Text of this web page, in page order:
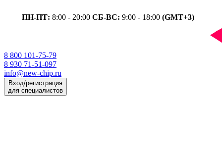
ПН-ПТ: 8:00 - 20:00 СБ-ВС: 9:00 - 18:00 (GMT+3)
8 800 101-75-79
8 930 71-51-097
info@new-chip.ru
Вход/регистрация
для специалистов